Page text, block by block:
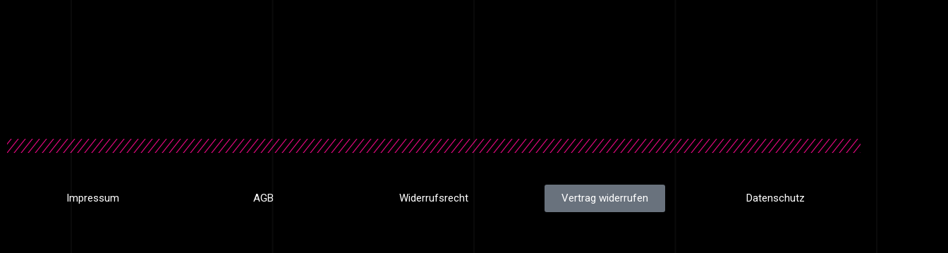
Impressum AGB Widerrufsrecht Vertrag widerrufen Datenschutz